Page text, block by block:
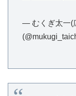
— むくぎ太一(